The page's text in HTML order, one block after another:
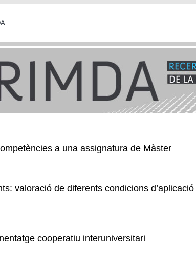
a una assignatura de Màster
valoració de diferents condicions d’aplicació
cooperatiu interuniversitari